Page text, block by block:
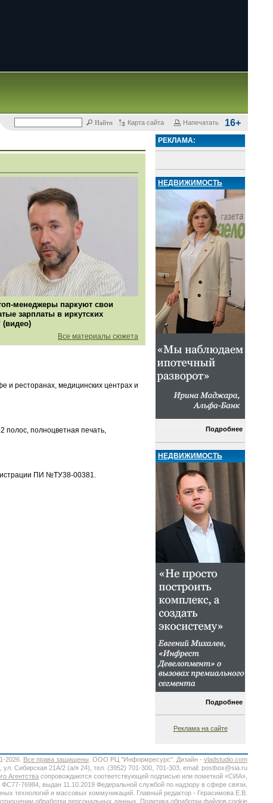
Карта сайта Напечатать 16+
менеджеры паркуют свои
зарплаты в иркутских
(видео)
Все материалы сюжета
и ресторанах, медицинских центрах и
полос, полноцветная печать,
ПИ №ТУ38-00381.
РЕКЛАМА:
НЕДВИЖИМОСТЬ
Подробнее
НЕДВИЖИМОСТЬ
Подробнее
Реклама на сайте
2026. Все права защищены . ООО РЦ "Информресурс". Дизайн - vladstudio.com
ул. Сибирская 21А/2 (а/я 24), тел. (3952) 701-300, 701-303, email: postbox@sia.ru
Агентства сопровождаются соответствующей подписью или пометкой «СИА»,
76984, выдан 11.10.2019 Федеральной службой по надзору в сфере связи,
технологий и массовых коммуникаций. Главный редактор - Герасимова Е.В.
обработки персональных данных.
Политика обработки файлов cookie